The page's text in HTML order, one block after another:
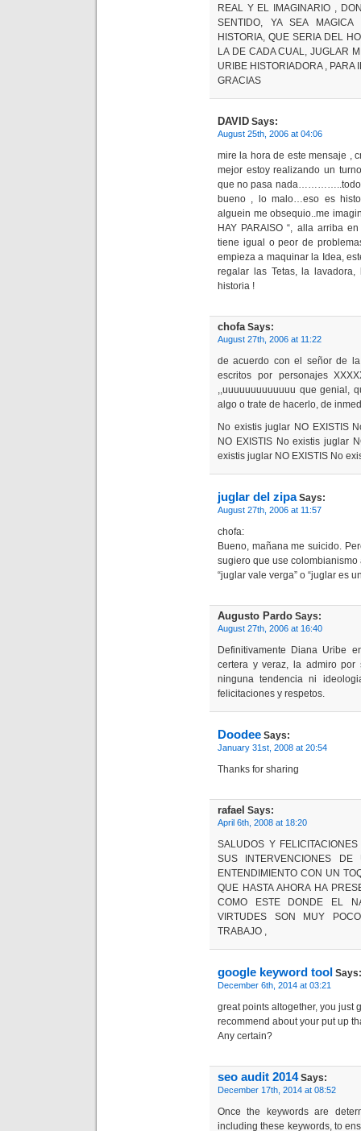
REAL Y EL IMAGINARIO ,
SENTIDO, YA SEA
HISTORIA, QUE SERIA DEL
LA DE CADA CUAL, JUGLAR
URIBE HISTORIADORA ,
GRACIAS
DAVID Says:
August 25th, 2006 at 04:06
mire la hora de este mensaje ,
mejor estoy realizando un
que no pasa nada…………..todo
bueno , lo malo…eso es
alguein me obsequio..me
HAY PARAISO “, alla arriba
tiene igual o peor de
empieza a maquinar la Idea,
regalar las Tetas, la
historia !
chofaSays:
August 27th, 2006 at 11:22
de acuerdo con el señor de
escritos por personajes
,,uuuuuuuuuuuuu que genial,
algo o trate de hacerlo, de
No existis juglar NO EXISTIS
NO EXISTIS No existis juglar
existis juglar NO EXISTIS No
juglar del zipaSays:
August 27th, 2006 at 11:57
chofa:
Bueno, mañana me suicido.
sugiero que use colombianismo
“juglar vale verga” o “juglar es
Augusto Pardo Says:
August 27th, 2006 at 16:40
Definitivamente Diana Uribe
certera y veraz, la admiro por
ninguna tendencia ni
felicitaciones y respetos.
Doodee Says:
January 31st, 2008 at 20:54
Thanks for sharing
rafael Says:
April 6th, 2008 at 18:20
SALUDOS Y
SUS INTERVENCIONES
ENTENDIMIENTO CON UN
QUE HASTA AHORA HA
COMO ESTE DONDE EL
VIRTUDES SON MUY
TRABAJO ,
google keyword tool Says:
December 6th, 2014 at 03:21
great points altogether, you just
recommend about your put up
Any certain?
seo audit 2014Says:
December 17th, 2014 at 08:52
Once the keywords are
including these keywords, to